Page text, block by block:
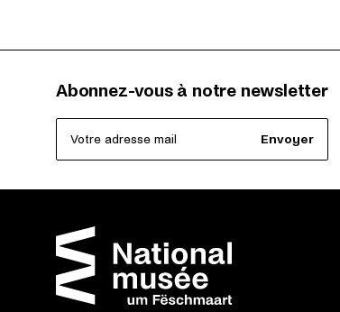
Abonnez-vous à notre newsletter
Votre adresse mail Envoyer